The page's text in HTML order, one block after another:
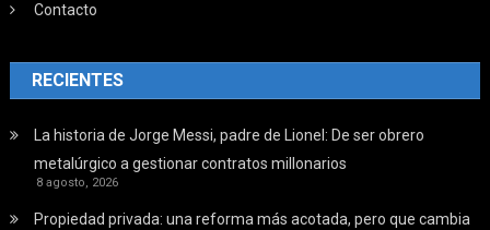
Contacto
RECIENTES
La historia de Jorge Messi, padre de Lionel: De ser obrero
metalúrgico a gestionar contratos millonarios
8 agosto, 2026
Propiedad privada: una reforma más acotada, pero que cambia